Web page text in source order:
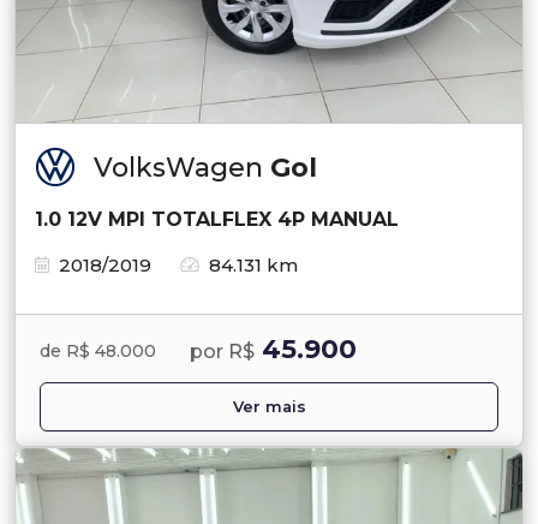
VolksWagen Gol
1.0 12V MPI TOTALFLEX 4P MANUAL
2018/2019
84.131 km
de R$ 48.000 por R$ 45.900
Ver mais